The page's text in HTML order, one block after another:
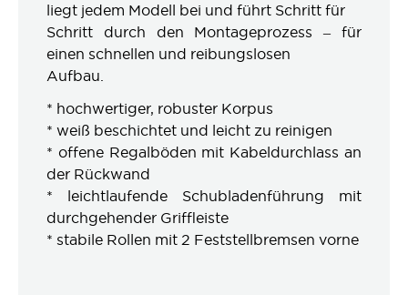
liegt jedem Modell bei und führt Schritt für
Schritt durch den Montageprozess – für
einen schnellen und reibungslosen
Aufbau.
* hochwertiger, robuster Korpus
* weiß beschichtet und leicht zu reinigen
* offene Regalböden mit Kabeldurchlass an
der Rückwand
* leichtlaufende Schubladenführung mit
durchgehender Griffleiste
* stabile Rollen mit 2 Feststellbremsen vorne